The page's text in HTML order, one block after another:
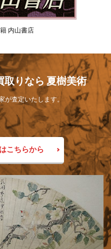
内山書店
取りなら 夏樹美術
査定いたします。
こちらから